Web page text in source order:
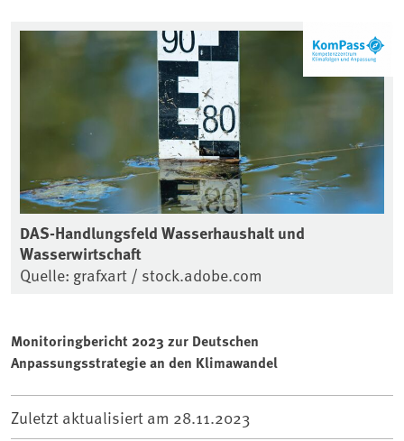
DAS-Handlungsfeld Wasserhaushalt und
Wasserwirtschaft
Quelle: grafxart / stock.adobe.com
Monitoringbericht 2023 zur Deutschen
Anpassungsstrategie an den Klimawandel
Zuletzt aktualisiert am 28.11.2023